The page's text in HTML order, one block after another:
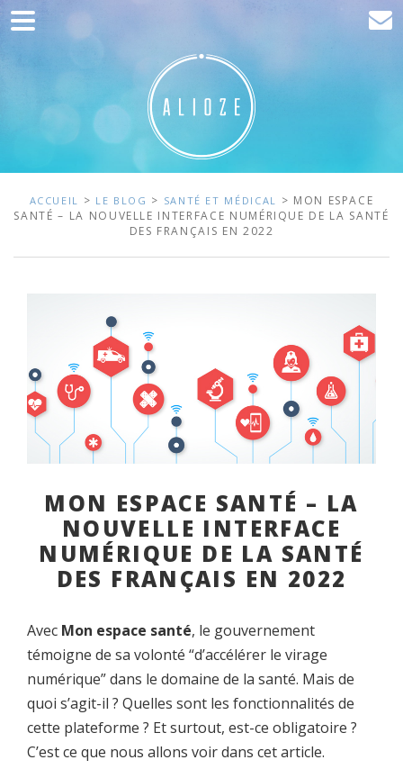
Accueil
Développement web
Acquisition de trafic
Clients
ACCUEIL > LE BLOG > SANTÉ ET MÉDICAL > MON ESPACE
SANTÉ – LA NOUVELLE INTERFACE NUMÉRIQUE DE LA SANTÉ
DES FRANÇAIS EN 2022
MON ESPACE SANTÉ – LA
NOUVELLE INTERFACE
NUMÉRIQUE DE LA SANTÉ
DES FRANÇAIS EN 2022
Avec Mon espace santé, le gouvernement
témoigne de sa volonté “d’accélérer le virage
numérique” dans le domaine de la santé. Mais de
quoi s’agit-il ? Quelles sont les fonctionnalités de
cette plateforme ? Et surtout, est-ce obligatoire ?
C’est ce que nous allons voir dans cet article.